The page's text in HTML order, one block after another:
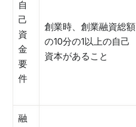
自
己
資
金
要
件
創業時、創業融資総額
の10分の1以上の自己
資本があること
融